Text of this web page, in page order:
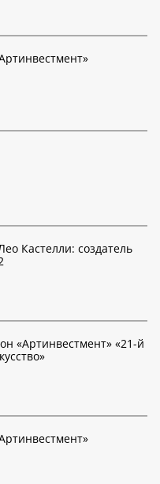
Кастелли: создатель
«Артинвестмент» «21-й